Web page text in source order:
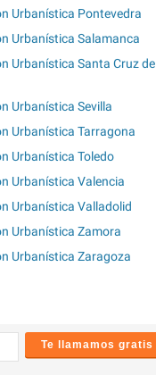
Urbanística Pontevedra
Urbanística Salamanca
Urbanística Santa Cruz de
Urbanística Sevilla
Urbanística Tarragona
Urbanística Toledo
Urbanística Valencia
Urbanística Valladolid
Urbanística Zamora
Urbanística Zaragoza
Te llamamos gratis